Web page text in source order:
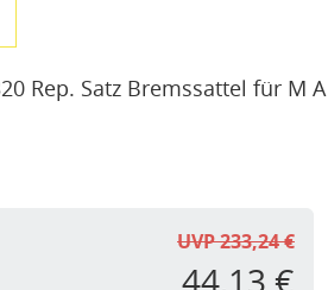
Rep. Satz Bremssattel für M A
UVP 233,24 €
44,13 €